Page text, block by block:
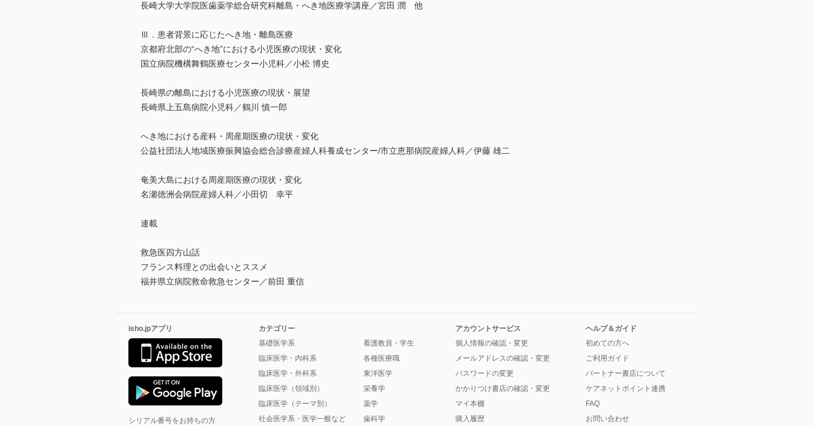
長崎大学大学院医歯薬学総合研究科離島・へき地医療学講座／宮田 潤 他
Ⅲ．患者背景に応じたへき地・離島医療
京都府北部の“へき地”における小児医療の現状・変化
国立病院機構舞鶴医療センター小児科／小松 博史
長崎県の離島における小児医療の現状・展望
長崎県上五島病院小児科／鶴川 慎一郎
へき地における産科・周産期医療の現状・変化
公益社団法人地域医療振興協会総合診療産婦人科養成センター/市立恵那病院産婦人科／伊藤 雄二
奄美大島における周産期医療の現状・変化
名瀬徳洲会病院産婦人科／小田切 幸平
連載
救急医四方山話
フランス料理との出会いとススメ
福井県立病院救命救急センター／前田 重信
isho.jpアプリ
シリアル番号をお持ちの方
カテゴリー
基礎医学系
臨床医学・内科系
臨床医学・外科系
臨床医学（領域別）
臨床医学（テーマ別）
社会医学系・医学一般など
看護教員・学生
各種医療職
東洋医学
栄養学
薬学
歯科学
アカウントサービス
個人情報の確認・変更
メールアドレスの確認・変更
パスワードの変更
かかりつけ書店の確認・変更
マイ本棚
購入履歴
ヘルプ＆ガイド
初めての方へ
ご利用ガイド
パートナー書店について
ケアネットポイント連携
FAQ
お問い合わせ